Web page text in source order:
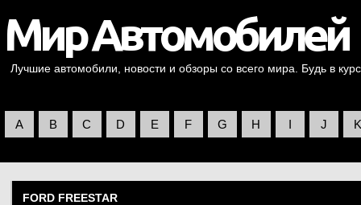
Лучшие автомобили, новости и обзоры со всего мира. Будь в
A B C D E F G H I J K
FORD FREESTAR